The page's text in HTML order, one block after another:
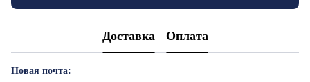
Доставка Оплата
Новая почта: